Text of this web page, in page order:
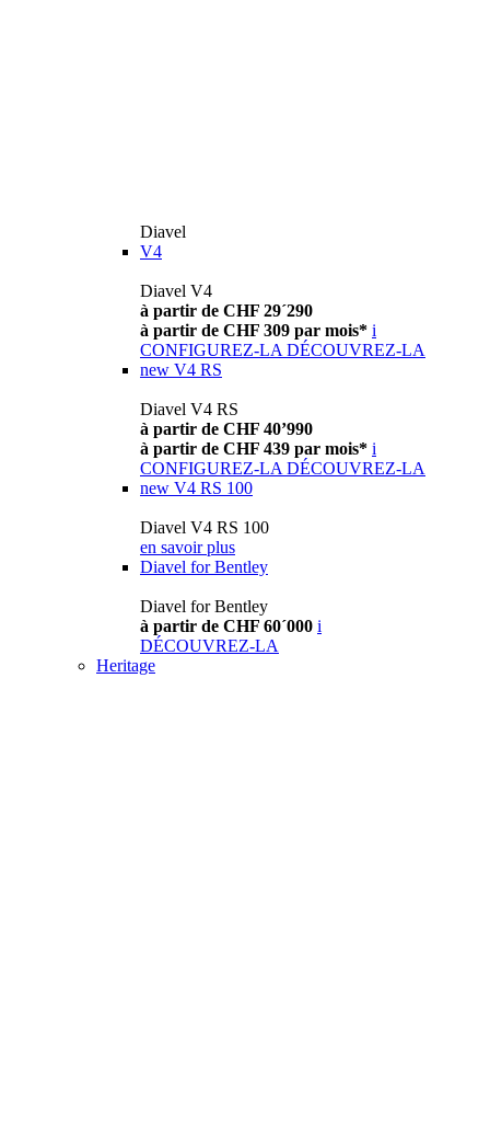
Diavel
V4
Diavel V4
à partir de CHF 29´290
à partir de CHF 309 par mois* i
CONFIGUREZ-LA DÉCOUVREZ-LA
new V4 RS
Diavel V4 RS
à partir de CHF 40’990
à partir de CHF 439 par mois* i
CONFIGUREZ-LA DÉCOUVREZ-LA
new V4 RS 100
Diavel V4 RS 100
en savoir plus
Diavel for Bentley
Diavel for Bentley
à partir de CHF 60´000 i
DÉCOUVREZ-LA
Heritage